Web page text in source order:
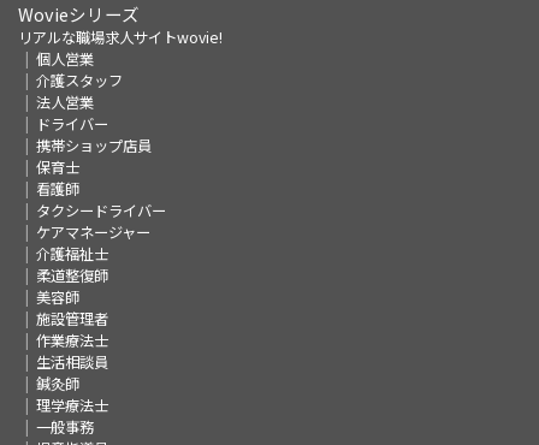
Wovieシリーズ
リアルな職場求人サイトwovie!
個人営業
介護スタッフ
法人営業
ドライバー
携帯ショップ店員
保育士
看護師
タクシードライバー
ケアマネージャー
介護福祉士
柔道整復師
美容師
施設管理者
作業療法士
生活相談員
鍼灸師
理学療法士
一般事務